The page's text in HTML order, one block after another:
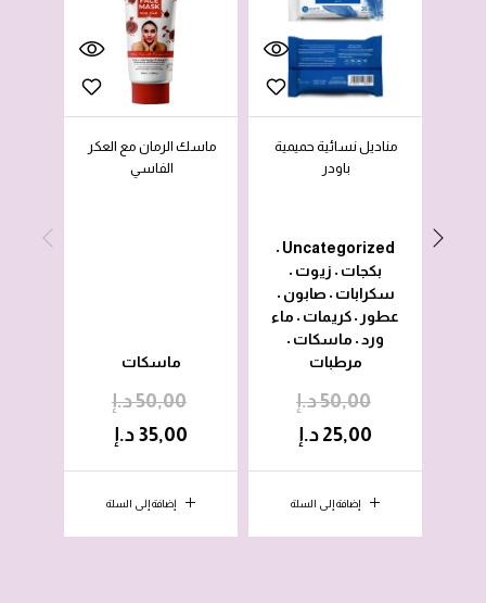
إضافة إلى السلة
مناديل نسائية حميمية
باودر
Uncategorized
•
بكجات • زيوت •
سكرابات • صابون •
عطور • كريمات • ماء
ورد • ماسكات •
مرطبات
50,00د.إ
25,00 د.إ
إضافة إلى السلة
ماسك الرمان مع العكر
الفاسي
ماسكات
50,00د.إ
35,00 د.إ